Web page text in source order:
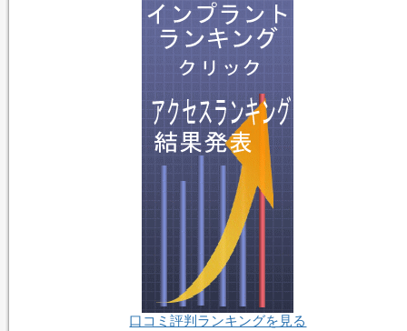
口コミ評判ランキングを見る